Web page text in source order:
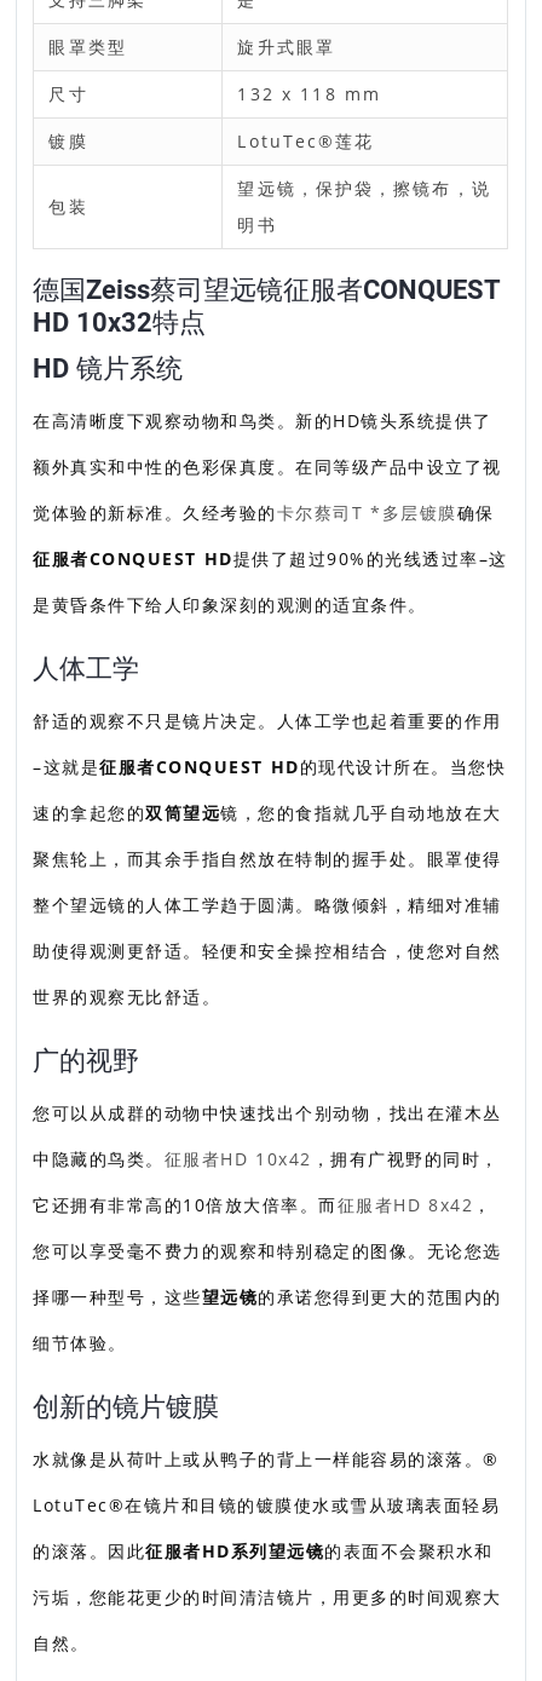
眼罩类型 旋升式眼罩
尺寸 132 x 118 mm
镀膜 LotuTec®莲花
包装
望远镜，保护袋，擦镜布，说
明书
德国Zeiss蔡司望远镜征服者CONQUEST
HD 10x32特点
HD 镜片系统
在高清晰度下观察动物和鸟类。新的HD镜头系统提供了
额外真实和中性的色彩保真度。在同等级产品中设立了视
觉体验的新标准。久经考验的卡尔蔡司T *多层镀膜确保
征服者CONQUEST HD提供了超过90%的光线透过率–这
是黄昏条件下给人印象深刻的观测的适宜条件。
人体工学
舒适的观察不只是镜片决定。人体工学也起着重要的作用
–这就是征服者CONQUEST HD的现代设计所在。当您快
速的拿起您的双筒望远镜，您的食指就几乎自动地放在大
聚焦轮上，而其余手指自然放在特制的握手处。眼罩使得
整个望远镜的人体工学趋于圆满。略微倾斜，精细对准辅
助使得观测更舒适。轻便和安全操控相结合，使您对自然
世界的观察无比舒适。
广的视野
您可以从成群的动物中快速找出个别动物，找出在灌木丛
中隐藏的鸟类。 征服者HD 10x42 ，拥有广视野的同时，
它还拥有非常高的10倍放大倍率。而征服者HD 8x42 ，
您可以享受毫不费力的观察和特别稳定的图像。无论您选
择哪一种型号，这些望远镜的承诺您得到更大的范围内的
细节体验。
创新的镜片镀膜
水就像是从荷叶上或从鸭子的背上一样能容易的滚落。®
LotuTec®在镜片和目镜的镀膜使水或雪从玻璃表面轻易
的滚落。因此征服者HD系列望远镜的表面不会聚积水和
污垢，您能花更少的时间清洁镜片，用更多的时间观察大
自然。